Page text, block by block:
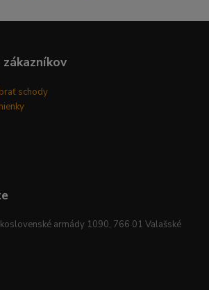
schody
armády 1090, 766 01 Valašské